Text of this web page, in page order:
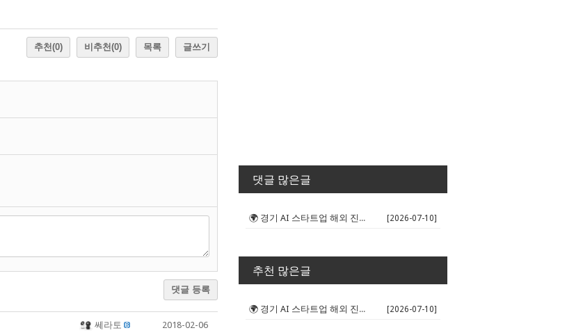
추천(0) 비추천(0) 목록 글쓰기
댓글 등록
쎄라토 2018-02-06
댓글 많은글
🌍 경기 AI 스타트업 해외 진출 판... [2026-07-10]
추천 많은글
🌍 경기 AI 스타트업 해외 진출 판... [2026-07-10]